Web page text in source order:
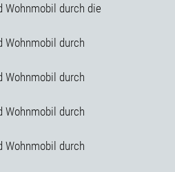
Wohnmobil durch die
Wohnmobil durch
Wohnmobil durch
Wohnmobil durch
Wohnmobil durch